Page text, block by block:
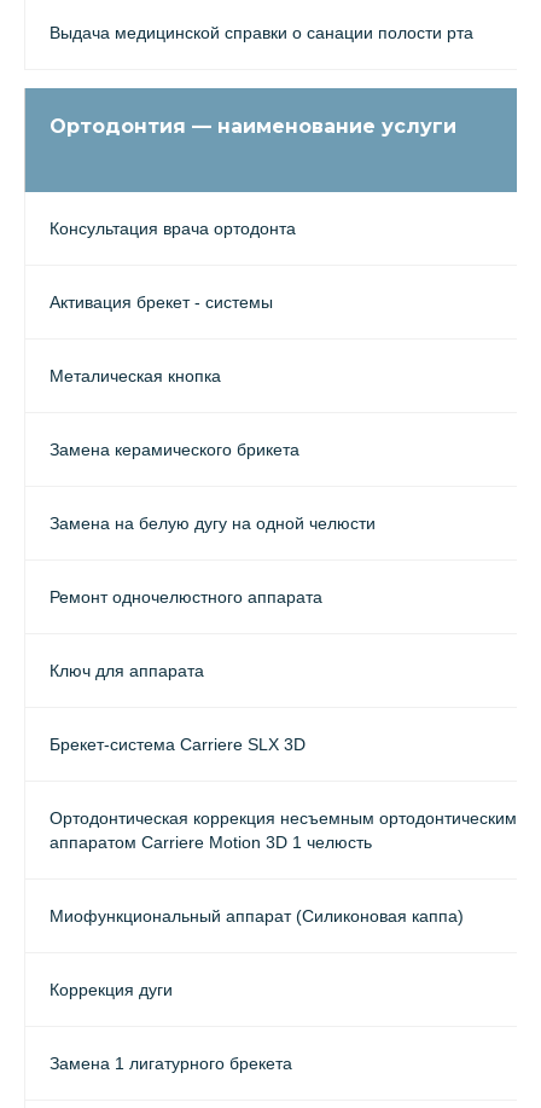
Выдача медицинской справки о санации полости рта
Ортодонтия — наименование услуги
Консультация врача ортодонта
Активация брекет - системы
Металическая кнопка
Замена керамического брикета
Замена на белую дугу на одной челюсти
Ремонт одночелюстного аппарата
Ключ для аппарата
Брекет-система Carriere SLX 3D
Ортодонтическая коррекция несъемным ортодонтическим
аппаратом Carriere Motion 3D 1 челюсть
Миофункциональный аппарат (Силиконовая каппа)
Коррекция дуги
Замена 1 лигатурного брекета